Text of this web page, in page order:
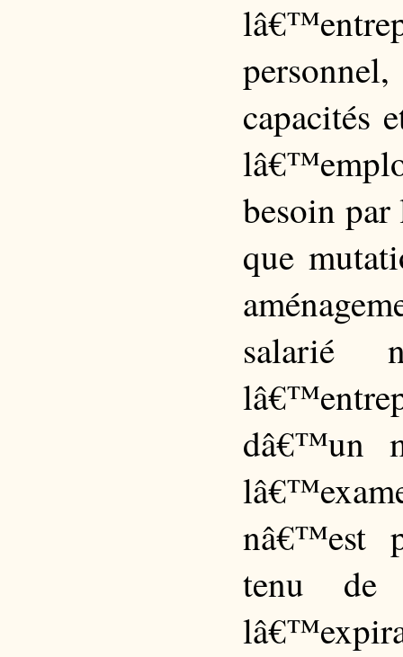
capacités
besoin
que
salarié
dâ€™un
nâ€™est
tenu de